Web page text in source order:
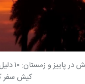
کیش در
کیش سفر